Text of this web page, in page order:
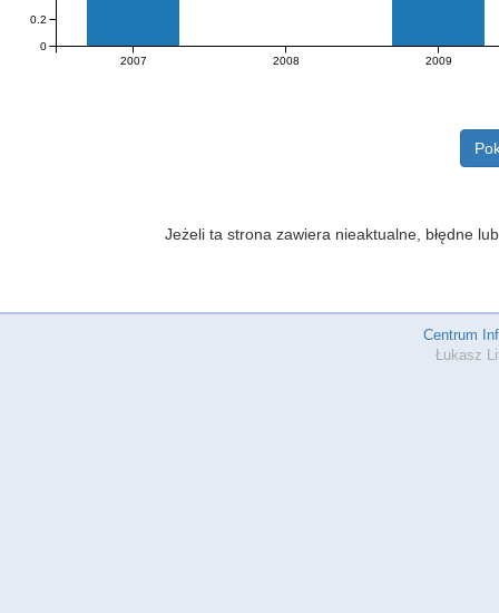
2007 2008 2009
0
0.2
Jeżeli ta strona zawiera nieaktualne, błędne
Centrum
Łukasz